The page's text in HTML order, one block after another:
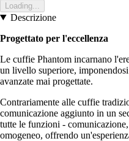
Loading...
Descrizione
Progettato per l'eccellenza
Le cuffie Phantom incarnano
un livello superiore,
avanzate mai progettate.
Contrariamente alle cuffie
comunicazione aggiunto in un
tutte le funzioni -
omogeneo, offrendo